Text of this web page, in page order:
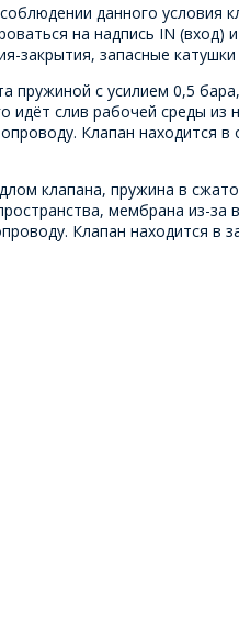
данного условия
на надпись IN (вход)
закрытия, запасные
пружиной с усилием 0,5
идёт слив рабочей среды из
Клапан находится в
клапана, пружина в
мембрана из-за
Клапан находится в